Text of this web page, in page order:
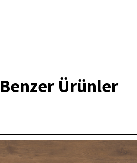
Benzer Ürünler